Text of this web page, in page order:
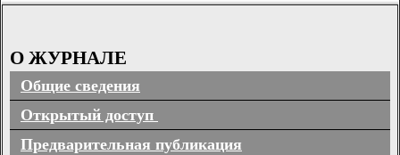
О ЖУРНАЛЕ
Общие сведения
Открытый доступ
Предварительная публикация